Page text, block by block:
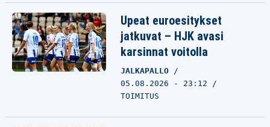
Upeat euroesitykset
jatkuvat – HJK avasi
karsinnat voitolla
JALKAPALLO
05.08.2026 - 23:12
TOIMITUS